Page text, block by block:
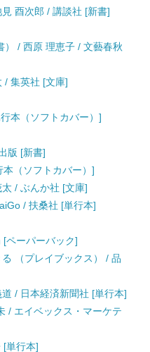
酉次郎 / 講談社 [新書]
） / 西原 理恵子 / 文藝春秋
/ 集英社 [文庫]
本（ソフトカバー）]
版 [新書]
（ソフトカバー）]
/ ぶんか社 [文庫]
/ 扶桑社 [単行本]
ペーパーバック]
（プレイブックス） / 品
/ 日本経済新聞社 [単行本]
/ エイベックス・マーケテ
[単行本]